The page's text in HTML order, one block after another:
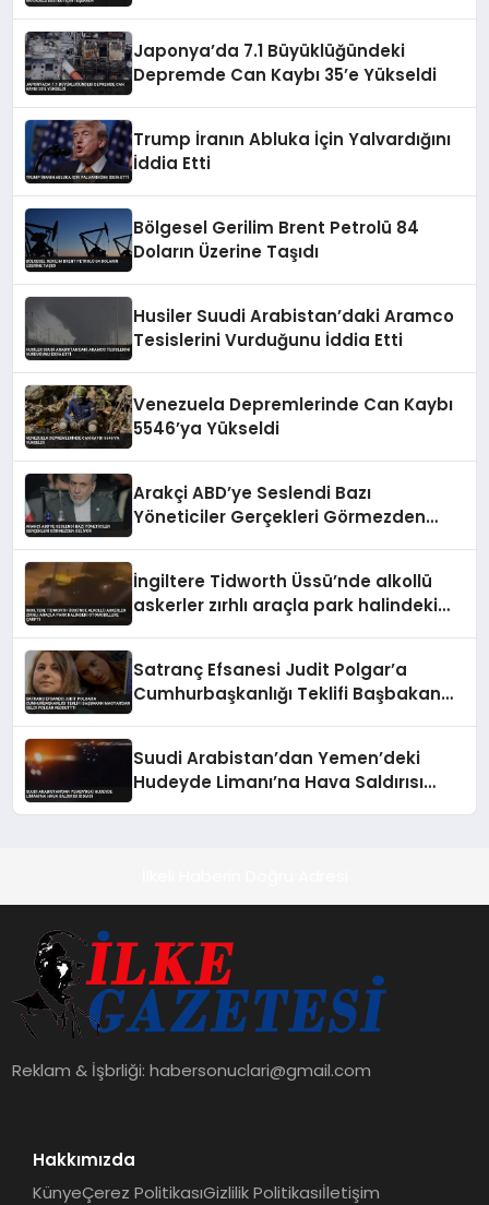
Japonya’da 7.1 Büyüklüğündeki
Depremde Can Kaybı 35’e Yükseldi
Trump İranın Abluka İçin Yalvardığını
İddia Etti
Bölgesel Gerilim Brent Petrolü 84
Doların Üzerine Taşıdı
Husiler Suudi Arabistan’daki Aramco
Tesislerini Vurduğunu İddia Etti
Venezuela Depremlerinde Can Kaybı
5546’ya Yükseldi
Arakçi ABD’ye Seslendi Bazı
Yöneticiler Gerçekleri Görmezden
İngiltere Tidworth Üssü’nde alkollü
askerler zırhlı araçla park halindeki
Satranç Efsanesi Judit Polgar’a
Cumhurbaşkanlığı Teklifi Başbakan
Suudi Arabistan’dan Yemen’deki
Hudeyde Limanı’na Hava Saldırısı
Reklam & İşbrliği:habersonuclari@gmail.com
Hakkımızda
KünyeÇerez PolitikasıGizlilik Politikasıİletişim